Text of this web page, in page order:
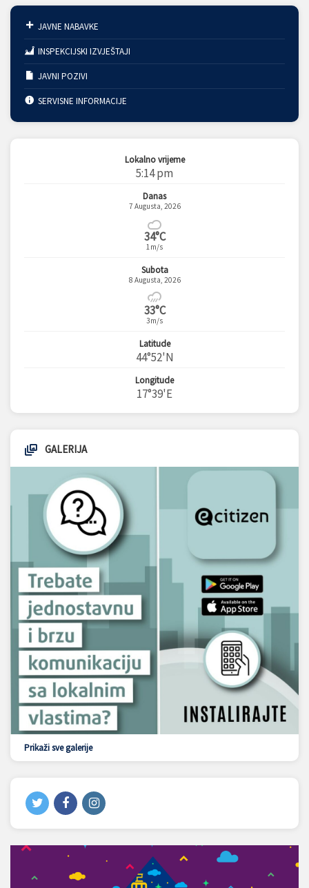
JAVNE NABAVKE
INSPEKCIJSKI IZVJEŠTAJI
JAVNI POZIVI
SERVISNE INFORMACIJE
Lokalno vrijeme
5:14 pm
Danas
7 Augusta, 2026
34°C
1m/s
Subota
8 Augusta, 2026
33°C
3m/s
Latitude
44°52'N
Longitude
17°39'E
GALERIJA
Prikaži sve galerije